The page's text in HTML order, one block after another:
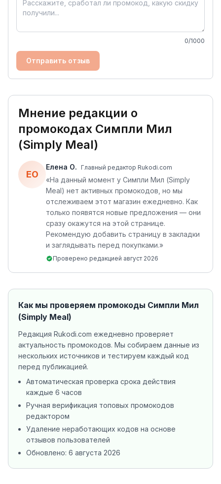
0/1000
Отправить отзыв
Мнение редакции о
промокодах Симпли Мил
(Simply Meal)
ЕО
Елена О. Главный редактор Rukodi.com
«На данный момент у Симпли Мил (Simply
Meal) нет активных промокодов, но мы
отслеживаем этот магазин ежедневно. Как
только появятся новые предложения — они
сразу окажутся на этой странице.
Рекомендую добавить страницу в закладки
и заглядывать перед покупками.»
Проверено редакцией август 2026
Как мы проверяем промокоды Симпли Мил
(Simply Meal)
Редакция Rukodi.com ежедневно проверяет
актуальность промокодов. Мы собираем данные из
нескольких источников и тестируем каждый код
перед публикацией.
Автоматическая проверка срока действия
каждые 6 часов
Ручная верификация топовых промокодов
редактором
Удаление неработающих кодов на основе
отзывов пользователей
Обновлено: 6 августа 2026